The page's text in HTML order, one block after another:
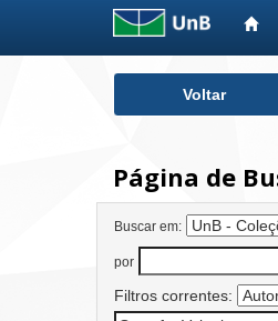
Voltar
Página de
Buscar em:
por
Filtros correntes: